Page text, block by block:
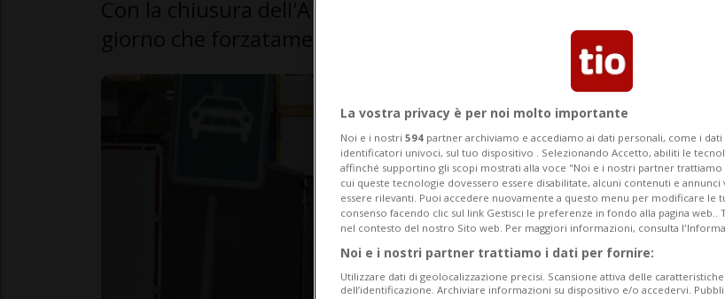
giorno che forzatamente transiteranno lungo tutto il Ticino.
La vostra privacy è per noi molto importante
Noi e i nostri 594 partner archiviamo e accediamo ai dati personali, come i dati
identificatori univoci, sul tuo dispositivo . Selezionando Accetto, abiliti le
affinché supportino gli scopi mostrati alla voce "Noi e i nostri partner trattiamo
cui queste tecnologie dovessero essere disabilitate, alcuni contenuti e
essere rilevanti. Puoi accedere nuovamente a questo menu per modificare le
consenso facendo clic sul link Gestisci le preferenze in fondo alla pagina web..
nel contesto del nostro Sito web. Per maggiori informazioni, consulta
Noi e i nostri partner trattiamo i dati per fornire:
Utilizzare dati di geolocalizzazione precisi. Scansione attiva delle
dell’identificazione. Archiviare informazioni su dispositivo e/o accedervi.